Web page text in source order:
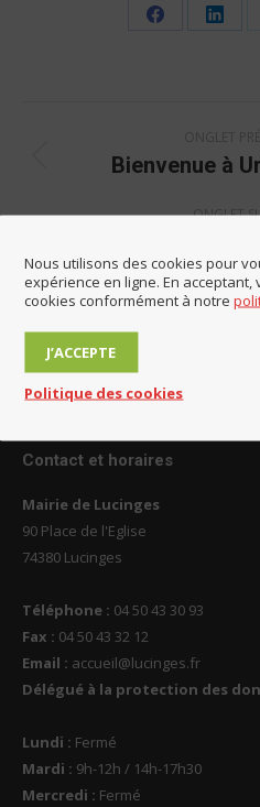
Share
Share
Bienvenue à
ONGLET
Contact et horaires
Mairie de Lucinges
90 Place de l'Eglise
74380 Lucinges
Téléphone : 04 50 43 30 93
Fax : 04 50 43 32 12
Email : accueil@lucinges.fr
Délégué à la protection des
Lundi : Fermé
Mardi : 9h-12h / 14h-17h30
Mercredi : Fermé
Nous utilisons des cookies pour
expérience en ligne. En
cookies conformément à notre
J’ACCEPTE
Politique des cookies